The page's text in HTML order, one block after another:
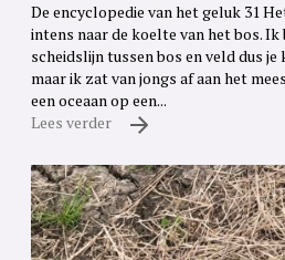
De encyclopedie van het geluk 31
intens naar de koelte van het bos. Ik
scheidslijn tussen bos en veld dus
maar ik zat van jongs af aan het
een oceaan op een...
Lees verder